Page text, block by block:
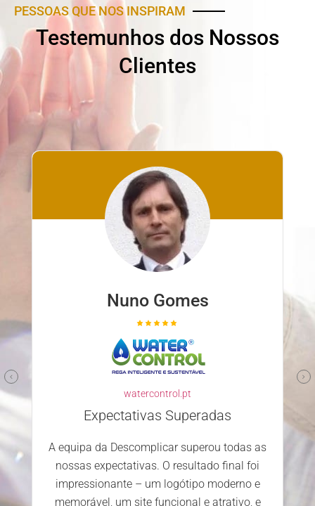
PESSOAS QUE NOS INSPIRAM
Testemunhos dos Nossos
Clientes
Nuno Gomes
watercontrol.pt
Expectativas Superadas
A equipa da Descomplicar superou todas as
nossas expectativas. O resultado final foi
impressionante – um logótipo moderno e
memorável, um site funcional e atrativo, e